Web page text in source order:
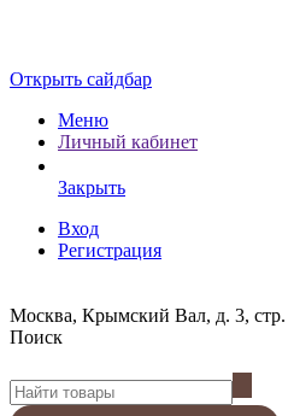
Открыть сайдбар
Меню
Личный кабинет
Закрыть
Вход
Регистрация
Москва, Крымский Вал, д. 3,
Поиск